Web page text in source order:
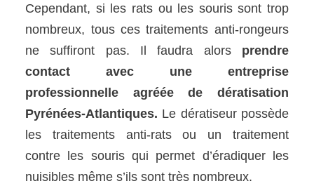
Cependant, si les rats ou les souris sont trop
nombreux, tous ces traitements anti-rongeurs
ne suffiront pas. Il faudra alors prendre
contact avec une entreprise
professionnelle agréée de dératisation
Pyrénées-Atlantiques. Le dératiseur possède
les traitements anti-rats ou un traitement
contre les souris qui permet d’éradiquer les
nuisibles même s’ils sont très nombreux.